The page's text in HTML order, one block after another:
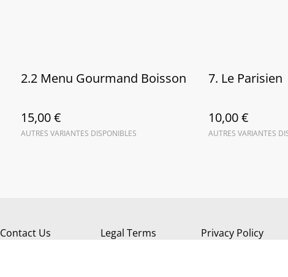
2.2 Menu Gourmand Boisson
15,00 €
AUTRES VARIANTES DISPONIBLES
7. Le Parisien
10,00 €
AUTRES VARIANTES
Contact Us Legal Terms Privacy Policy